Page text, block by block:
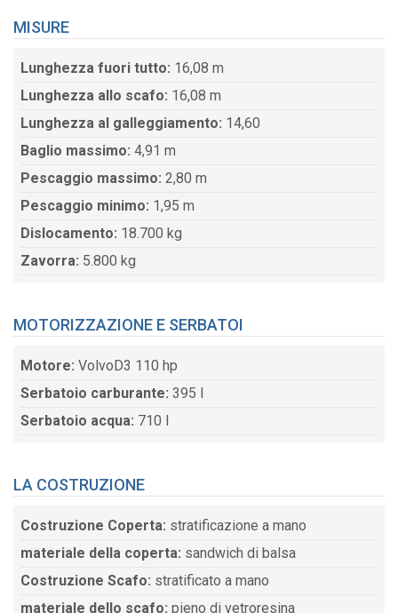
MISURE
Lunghezza fuori tutto: 16,08 m
Lunghezza allo scafo: 16,08 m
Lunghezza al galleggiamento: 14,60
Baglio massimo: 4,91 m
Pescaggio massimo: 2,80 m
Pescaggio minimo: 1,95 m
Dislocamento: 18.700 kg
Zavorra: 5.800 kg
MOTORIZZAZIONE E SERBATOI
Motore: VolvoD3 110 hp
Serbatoio carburante: 395 l
Serbatoio acqua: 710 l
LA COSTRUZIONE
Costruzione Coperta: stratificazione a mano
materiale della coperta: sandwich di balsa
Costruzione Scafo: stratificato a mano
materiale dello scafo: pieno di vetroresina